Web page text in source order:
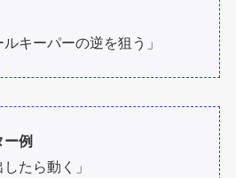
キーパーの逆を狙う」
例
たら動く」